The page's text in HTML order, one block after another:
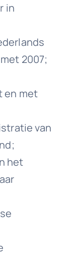
in
2007;
en met
van
het